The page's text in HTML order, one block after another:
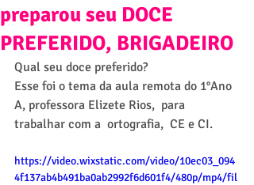
preparou seu DOCE
PREFERIDO, BRIGADEIRO
Qual seu doce preferido?
Esse foi o tema da aula remota do 1°Ano
A, professora Elizete Rios,  para
trabalhar com a  ortografia,  CE e CI.
https://video.wixstatic.com/video/10ec03_094
4f137ab4b491ba0ab2992f6d601f4/480p/mp4/fil